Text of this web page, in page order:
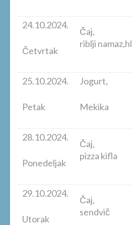
24.10.2024.
Četvrtak
riblji
25.10.2024.
Petak
Jogurt,
Mekika
28.10.2024.
Ponedeljak
pizza kifla
29.10.2024.
Utorak
sendvič